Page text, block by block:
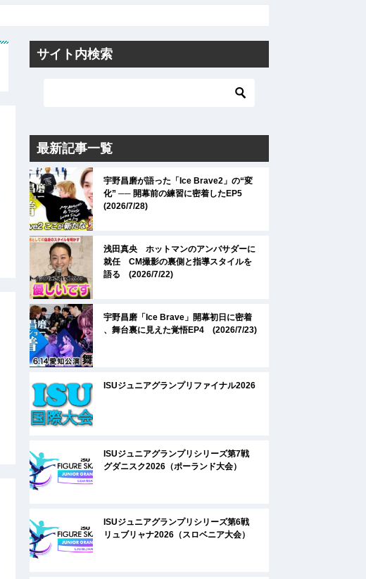
サイト内検索
最新記事一覧
宇野昌磨が語った「Ice Brave2」の“変
化” ── 開幕前の練習に密着したEP5
(2026/7/28)
浅田真央 ホットマンのアンバサダーに
就任 CM撮影の裏側と指導スタイルを
語る (2026/7/22)
宇野昌磨「Ice Brave」開幕初日に密着
、舞台裏に見えた覚悟EP4 (2026/7/23)
ISUジュニアグランプリファイナル2026
ISUジュニアグランプリシリーズ第7戦
グダニスク2026（ポーランド大会）
ISUジュニアグランプリシリーズ第6戦
リュブリャナ2026（スロベニア大会）